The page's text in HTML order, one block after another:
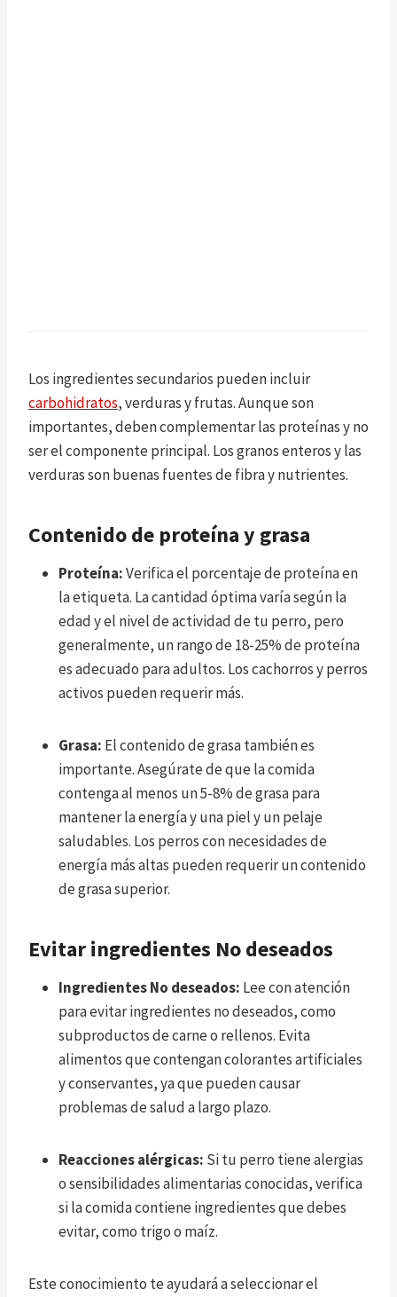
Los ingredientes secundarios pueden incluir
carbohidratos, verduras y frutas. Aunque son
importantes, deben complementar las proteínas y no
ser el componente principal. Los granos enteros y las
verduras son buenas fuentes de fibra y nutrientes.
Contenido de proteína y grasa
Proteína:Verifica el porcentaje de proteína en
la etiqueta. La cantidad óptima varía según la
edad y el nivel de actividad de tu perro, pero
generalmente, un rango de 18-25% de proteína
es adecuado para adultos. Los cachorros y perros
activos pueden requerir más.
Grasa: El contenido de grasa también es
importante. Asegúrate de que la comida
contenga al menos un 5-8% de grasa para
mantener la energía y una piel y un pelaje
saludables. Los perros con necesidades de
energía más altas pueden requerir un contenido
de grasa superior.
Evitar ingredientes No deseados
Ingredientes No deseados: Lee con atención
para evitar ingredientes no deseados, como
subproductos de carne o rellenos. Evita
alimentos que contengan colorantes artificiales
y conservantes, ya que pueden causar
problemas de salud a largo plazo.
Reacciones alérgicas: Si tu perro tiene alergias
o sensibilidades alimentarias conocidas, verifica
si la comida contiene ingredientes que debes
evitar, como trigo o maíz.
Este conocimiento te ayudará a seleccionar el